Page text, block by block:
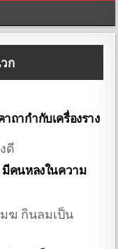
ก
ถากำกับเครื่องราง
มีคนหลงในความ